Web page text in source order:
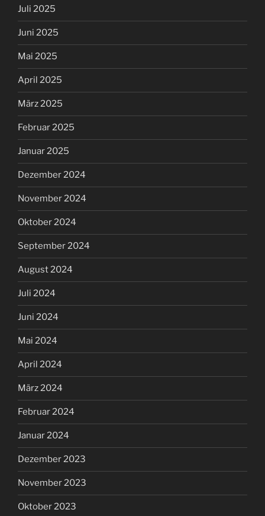
Juli 2025
Juni 2025
Mai 2025
April 2025
März 2025
Februar 2025
Januar 2025
Dezember 2024
November 2024
Oktober 2024
September 2024
August 2024
Juli 2024
Juni 2024
Mai 2024
April 2024
März 2024
Februar 2024
Januar 2024
Dezember 2023
November 2023
Oktober 2023